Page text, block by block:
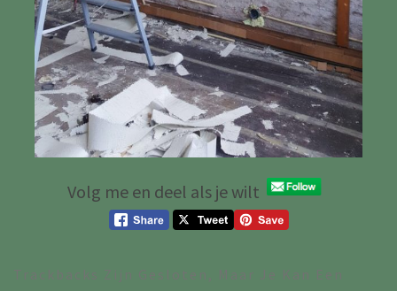
Volg me en deel als je wilt